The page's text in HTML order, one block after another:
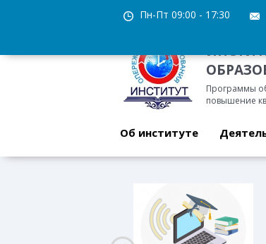
Пн-Пт 09:00 - 17:30
Программы
повышение
Об институте